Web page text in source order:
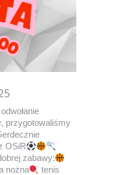
przygotowaliśmy
OSiR
zabawy:
nożna
tenis